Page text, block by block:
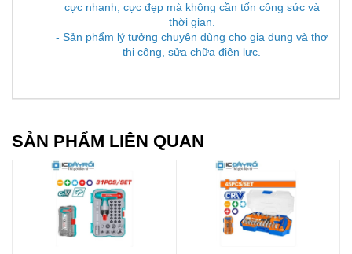
cực nhanh, cực đẹp mà không cần tốn công sức và
thời gian.
- Sản phẩm lý tưởng chuyên dùng cho gia dụng và thợ
thi công, sửa chữa điện lực.
SẢN PHẨM LIÊN QUAN